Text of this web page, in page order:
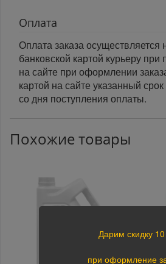
Оплата
Оплата заказа
банковской картой курьеру при
на сайте при оформлении
картой на сайте указанный
со дня поступления оплаты.
Похожие товары
Дарим скидку
при оформление